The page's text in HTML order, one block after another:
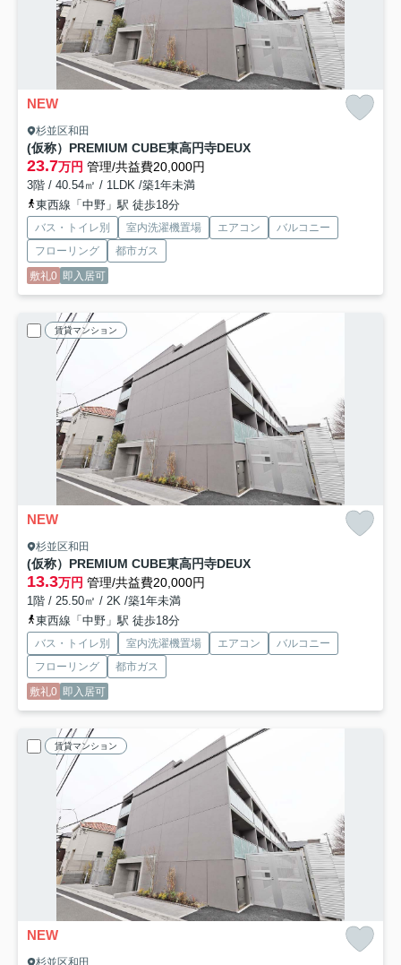
NEW
杉並区和田
(仮称）PREMIUM CUBE東高円寺DEUX
23.7万円 管理/共益費20,000円
3階 / 40.54㎡ / 1LDK /築1年未満
東西線「中野」駅 徒歩18分
バス・トイレ別 室内洗濯機置場 エアコン
バルコニー
フローリング
都市ガス
敷礼0 即入居可
賃貸マンション
NEW
杉並区和田
(仮称）PREMIUM CUBE東高円寺DEUX
13.3万円 管理/共益費20,000円
1階 / 25.50㎡ / 2K /築1年未満
東西線「中野」駅 徒歩18分
バス・トイレ別 室内洗濯機置場 エアコン
バルコニー
フローリング
都市ガス
敷礼0 即入居可
賃貸マンション
NEW